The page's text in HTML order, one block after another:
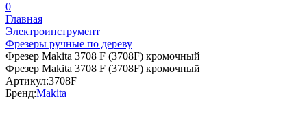
0
Главная
Электроинструмент
Фрезеры ручные по дереву
Фрезер Makita 3708 F (3708F) кромочный
Фрезер Makita 3708 F (3708F) кромочный
Артикул:3708F
Бренд:Makita